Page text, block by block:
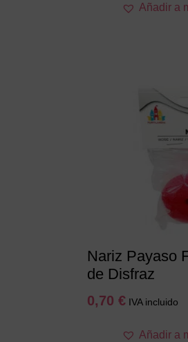
Añadir a
Nariz Payaso
de Disfraz
0,70 € IVA incluido
Añadir a